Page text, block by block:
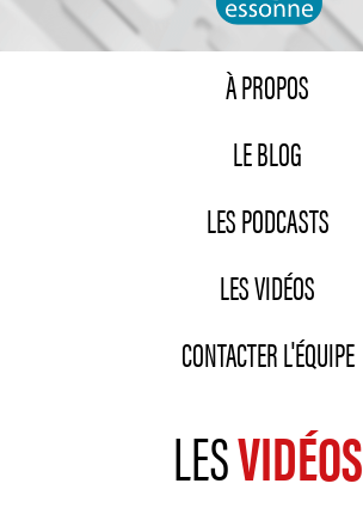
À PROPOS
LE BLOG
LES PODCASTS
LES VIDÉOS
CONTACTER L'ÉQUIPE
LESVIDÉOS